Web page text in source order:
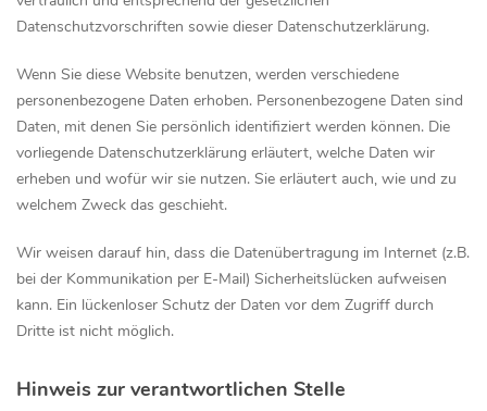
Datenschutzvorschriften sowie dieser Datenschutzerklärung.
Wenn Sie diese Website benutzen, werden verschiedene
personenbezogene Daten erhoben. Personenbezogene Daten sind
Daten, mit denen Sie persönlich identifiziert werden können. Die
vorliegende Datenschutzerklärung erläutert, welche Daten wir
erheben und wofür wir sie nutzen. Sie erläutert auch, wie und zu
welchem Zweck das geschieht.
Wir weisen darauf hin, dass die Datenübertragung im Internet (z.B.
bei der Kommunikation per E-Mail) Sicherheitslücken aufweisen
kann. Ein lückenloser Schutz der Daten vor dem Zugriff durch
Dritte ist nicht möglich.
Hinweis zur verantwortlichen Stelle